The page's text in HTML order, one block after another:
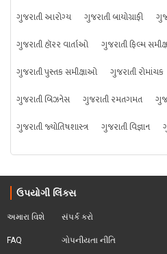
ગુજરાતી આરોગ્ય
ગુજરાતી બાયોગ્રાફી
ગુજરાતી હૉરર વાર્તાઓ
ગુજરાતી ફિલ્મ
ગુજરાતી પુસ્તક સમીક્ષાઓ
ગુજરાતી રોમાંચક
ગુજરાતી બિઝનેસ
ગુજરાતી રમતગમત
ગુજરાતી જ્યોતિષશાસ્ત્ર
ગુજરાતી વિજ્ઞાન
ઉપયોગી લિંક્સ
અમારા વિશે
FAQ
સંપર્ક કરો
ગોપનીયતા નીતિ